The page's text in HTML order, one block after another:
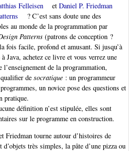
Felleisen et Daniel P. Friedman
? C’est sans doute une des
au monde de la programmation par
Patterns (patrons de conception ?
fois facile, profond et amusant. Si jusqu’à
Java, achetez ce livre et vous verrez une
de la programmation,
qualifier de socratique : un programmeur
un novice pose des questions et
pratique.
définition n’est stipulée, elles sont
sur le programme en construction.
Friedman tourne autour d’histoires de
très simples, la pâte d’une pizza ou